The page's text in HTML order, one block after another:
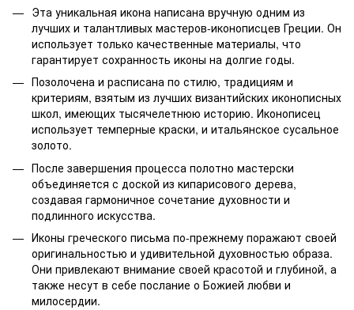
Эта уникальная икона написана вручную одним из
лучших и талантливых мастеров-иконописцев Греции. Он
использует только качественные материалы, что
гарантирует сохранность иконы на долгие годы.
Позолочена и расписана по стилю, традициям и
критериям, взятым из лучших византийских иконописных
школ, имеющих тысячелетнюю историю. Иконописец
использует темперные краски, и итальянское сусальное
золото.
После завершения процесса полотно мастерски
объединяется с доской из кипарисового дерева,
создавая гармоничное сочетание духовности и
подлинного искусства.
Иконы греческого письма по-прежнему поражают своей
оригинальностью и удивительной духовностью образа.
Они привлекают внимание своей красотой и глубиной, а
также несут в себе послание о Божией любви и
милосердии.